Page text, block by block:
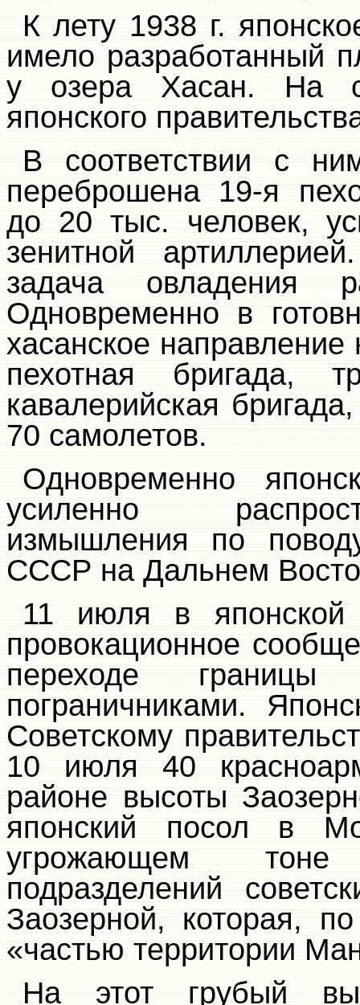
К лету 1938 г.
имело разработанный
у озера Хасан. На
японского
В соответствии с
переброшена 19-я
до 20 тыс. человек,
зенитной
задача овладения
Одновременно в
хасанское
пехотная бригада,
кавалерийская
70 самолетов.
Одновременно
усиленно
измышления по
СССР на Дальнем
11 июля в японской
провокационное
переходе границы
пограничниками.
Советскому
10 июля 40
районе высоты
японский посол в
угрожающем тоне
подразделений
Заозерной, которая,
«частью территории
На этот грубый